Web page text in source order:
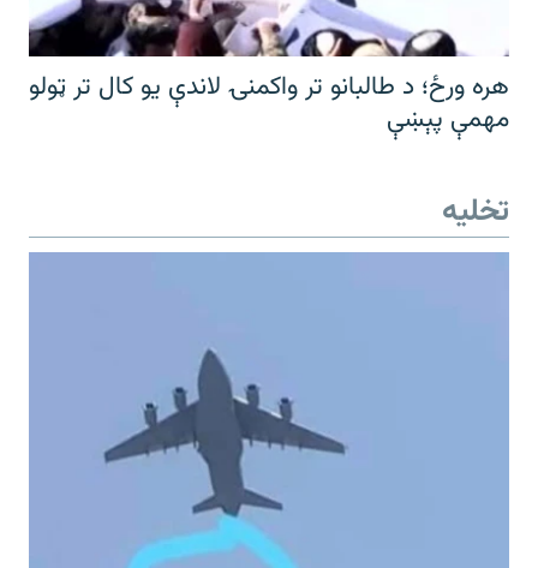
هره ورځ؛ د طالبانو تر واکمنۍ لاندې یو کال تر ټولو
مهمې پېښې
تخلیه